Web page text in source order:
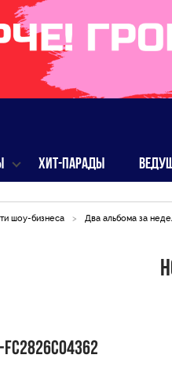
ХИТ-ПАРАДЫ
шоу-бизнеса > Два альбома за